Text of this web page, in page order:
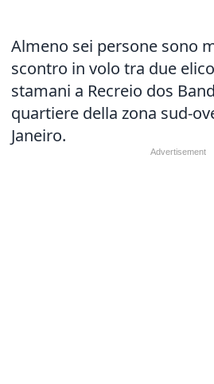
Almeno sei persone sono
scontro in volo tra due
stamani a Recreio dos
quartiere della zona sud-
Janeiro.